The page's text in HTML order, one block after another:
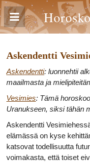
Askendentti
Askendentti: luonnehtii
maailmasta ja
Vesimies: Tämä
Uranukseen, siksi tähän
Askendentti
elämässä on kyse
katsovat todellisuutta
voimakasta, että toiset